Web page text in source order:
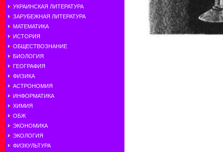
УКРАИНСКАЯ ЛИТЕРАТУРА
ЗАРУБЕЖНАЯ ЛИТЕРАТУРА
МАТЕМАТИКА
ИСТОРИЯ
ОБЩЕСТВОЗНАНИЕ
БИОЛОГИЯ
ГЕОГРАФИЯ
ФИЗИКА
АСТРОНОМИЯ
ИНФОРМАТИКА
ХИМИЯ
ОБЖ
ЭКОНОМИКА
ЭКОЛОГИЯ
ФИЗКУЛЬТУРА